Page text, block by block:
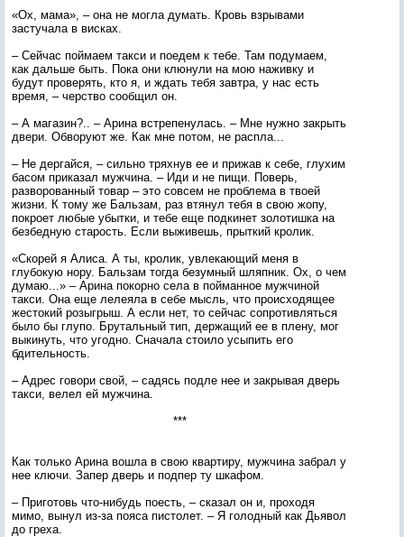
«Ох, мама», – она не могла думать. Кровь взрывами
застучала в висках.
– Сейчас поймаем такси и поедем к тебе. Там подумаем,
как дальше быть. Пока они клюнули на мою наживку и
будут проверять, кто я, и ждать тебя завтра, у нас есть
время, – черство сообщил он.
– А магазин?.. – Арина встрепенулась. – Мне нужно закрыть
двери. Обворуют же. Как мне потом, не распла...
– Не дергайся, – сильно тряхнув ее и прижав к себе, глухим
басом приказал мужчина. – Иди и не пищи. Поверь,
разворованный товар – это совсем не проблема в твоей
жизни. К тому же Бальзам, раз втянул тебя в свою жопу,
покроет любые убытки, и тебе еще подкинет золотишка на
безбедную старость. Если выживешь, прыткий кролик.
«Скорей я Алиса. А ты, кролик, увлекающий меня в
глубокую нору. Бальзам тогда безумный шляпник. Ох, о чем
думаю...» – Арина покорно села в пойманное мужчиной
такси. Она еще лелеяла в себе мысль, что происходящее
жестокий розыгрыш. А если нет, то сейчас сопротивляться
было бы глупо. Брутальный тип, держащий ее в плену, мог
выкинуть, что угодно. Сначала стоило усыпить его
бдительность.
– Адрес говори свой, – садясь подле нее и закрывая дверь
такси, велел ей мужчина.
***
Как только Арина вошла в свою квартиру, мужчина забрал у
нее ключи. Запер дверь и подпер ту шкафом.
– Приготовь что-нибудь поесть, – сказал он и, проходя
мимо, вынул из-за пояса пистолет. – Я голодный как Дьявол
до греха.